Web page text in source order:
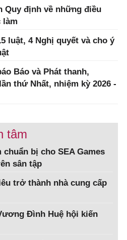
Quy định về những điều
làm
luật, 4 Nghị quyết và cho ý
Báo và Phát thanh,
thứ Nhất, nhiệm kỳ 2026 -
tâm
chuẩn bị cho SEA Games
sân tập
trở thành nhà cung cấp
Đình Huệ hội kiến